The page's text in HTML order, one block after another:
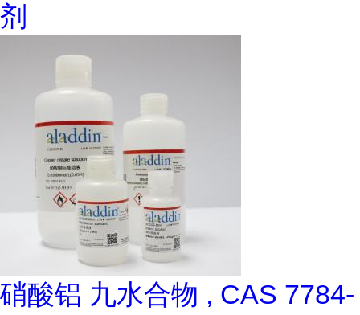
剂
硝酸铝 九水合物 , CAS 7784-